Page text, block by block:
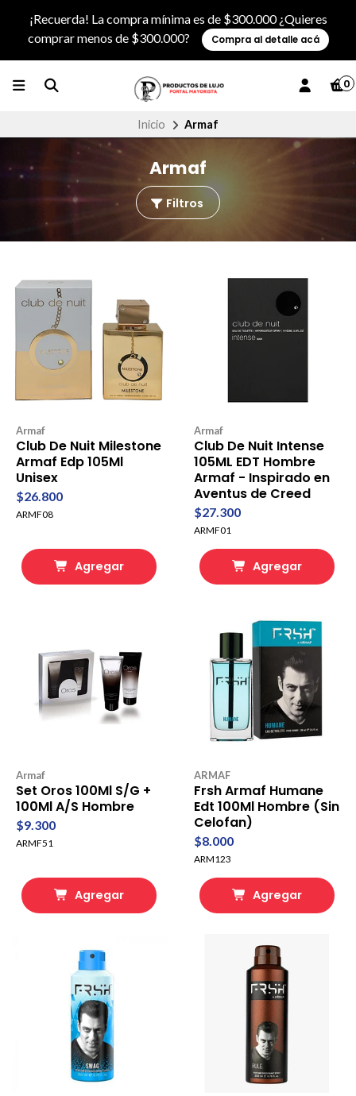
¡Recuerda! La compra mínima es de $300.000 ¿Quieres
comprar menos de $300.000?
Compra al detalle acá
0
Inicio Armaf
Armaf
Filtros
Armaf
Club De Nuit Milestone
Armaf Edp 105Ml
Unisex
$26.800
ARMF08
Agregar
Armaf
Club De Nuit Intense
105ML EDT Hombre
Armaf - Inspirado en
Aventus de Creed
$27.300
ARMF01
Agregar
Armaf
Set Oros 100Ml S/G +
100Ml A/S Hombre
$9.300
ARMF51
Agregar
ARMAF
Frsh Armaf Humane
Edt 100Ml Hombre (Sin
Celofan)
$8.000
ARM123
Agregar